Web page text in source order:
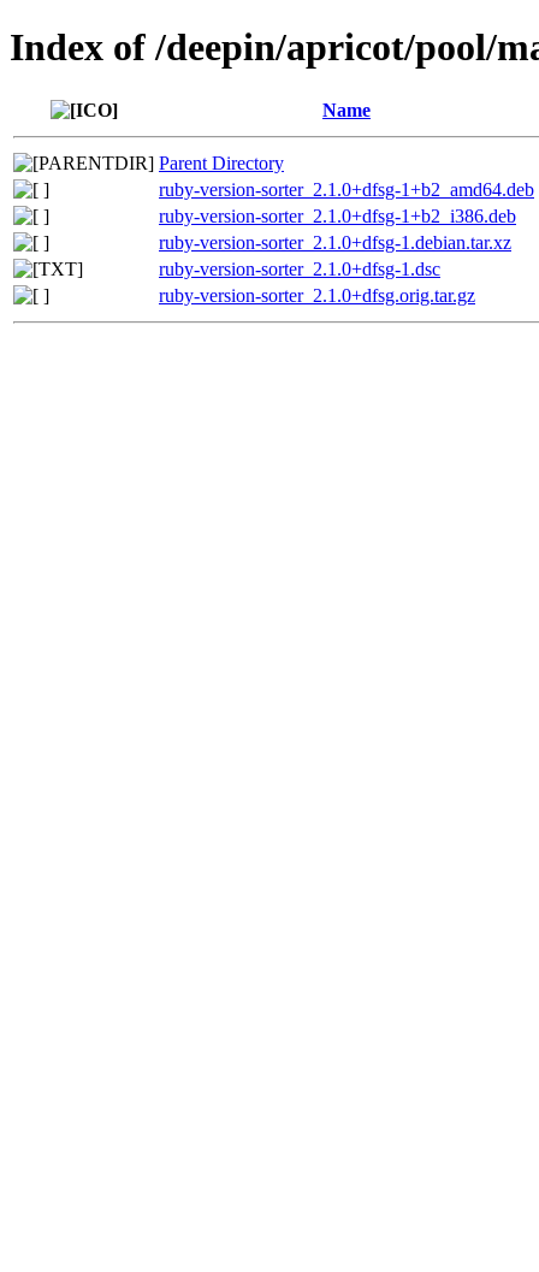
Index of /deepin/apricot/pool/
Name
Parent Directory
ruby-version-sorter_2.1.0+dfsg-1+b2_amd64.deb
ruby-version-sorter_2.1.0+dfsg-1+b2_i386.deb
ruby-version-sorter_2.1.0+dfsg-1.debian.tar.xz
ruby-version-sorter_2.1.0+dfsg-1.dsc
ruby-version-sorter_2.1.0+dfsg.orig.tar.gz